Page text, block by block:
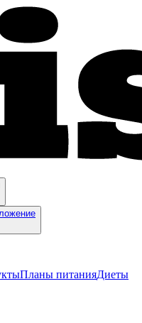
Планы питанияДиеты